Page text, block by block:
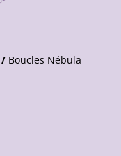
/ Boucles Nébula